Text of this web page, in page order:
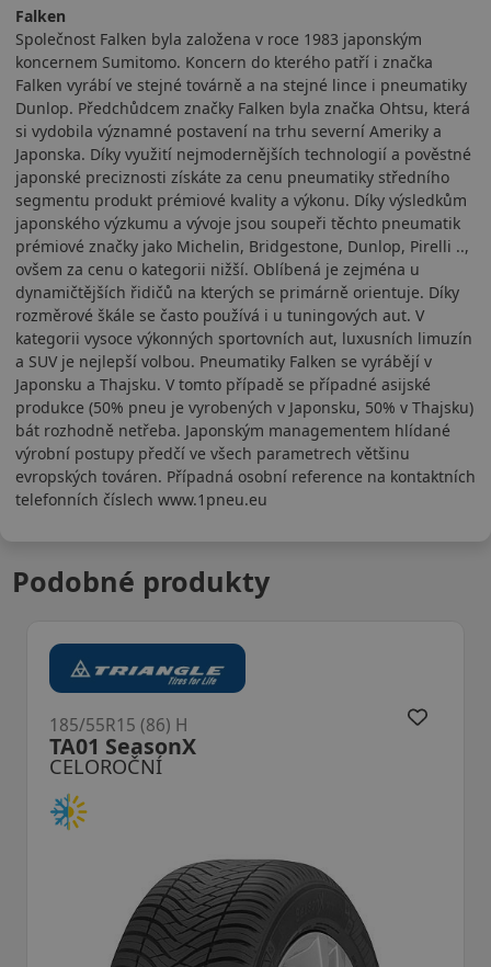
Falken
Společnost Falken byla založena v roce 1983 japonským
koncernem Sumitomo. Koncern do kterého patří i značka
Falken vyrábí ve stejné továrně a na stejné lince i pneumatiky
Dunlop. Předchůdcem značky Falken byla značka Ohtsu, která
si vydobila významné postavení na trhu severní Ameriky a
Japonska. Díky využití nejmodernějších technologií a pověstné
japonské preciznosti získáte za cenu pneumatiky středního
segmentu produkt prémiové kvality a výkonu. Díky výsledkům
japonského výzkumu a vývoje jsou soupeři těchto pneumatik
prémiové značky jako Michelin, Bridgestone, Dunlop, Pirelli ..,
ovšem za cenu o kategorii nižší. Oblíbená je zejména u
dynamičtějších řidičů na kterých se primárně orientuje. Díky
rozměrové škále se často používá i u tuningových aut. V
kategorii vysoce výkonných sportovních aut, luxusních limuzín
a SUV je nejlepší volbou. Pneumatiky Falken se vyrábějí v
Japonsku a Thajsku. V tomto případě se případné asijské
produkce (50% pneu je vyrobených v Japonsku, 50% v Thajsku)
bát rozhodně netřeba. Japonským managementem hlídané
výrobní postupy předčí ve všech parametrech většinu
evropských továren. Případná osobní reference na kontaktních
telefonních číslech www.1pneu.eu
Podobné produkty
CELOROČNÍ
TA01 SeasonX
185/55R15 (86) H